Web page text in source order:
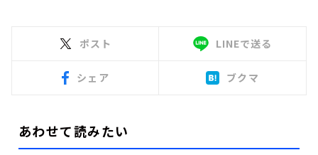
ポスト LINEで送る
シェア ブクマ
あわせて読みたい